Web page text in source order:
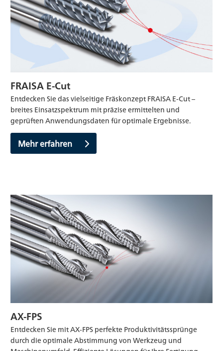
FRAISA E-Cut
Entdecken Sie das vielseitige Fräskonzept FRAISA E-Cut –
breites Einsatzspektrum mit präzise ermittelten und
geprüften Anwendungsdaten für optimale Ergebnisse.
Mehr erfahren
AX-FPS
Entdecken Sie mit AX-FPS perfekte Produktivitätssprünge
durch die optimale Abstimmung von Werkzeug und